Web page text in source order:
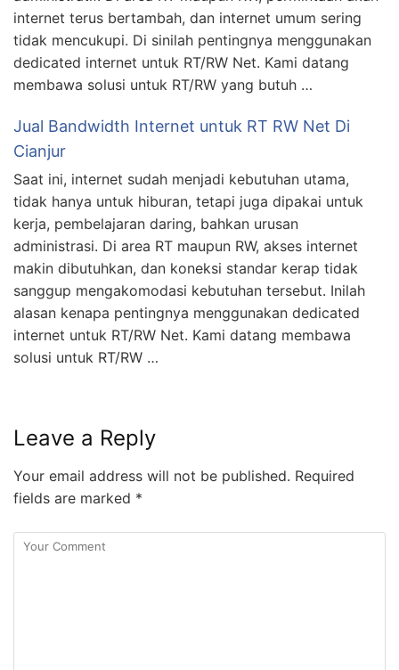
internet terus bertambah, dan internet umum sering
tidak mencukupi. Di sinilah pentingnya menggunakan
dedicated internet untuk RT/RW Net. Kami datang
membawa solusi untuk RT/RW yang butuh …
Jual Bandwidth Internet untuk RT RW Net Di
Cianjur
Saat ini, internet sudah menjadi kebutuhan utama,
tidak hanya untuk hiburan, tetapi juga dipakai untuk
kerja, pembelajaran daring, bahkan urusan
administrasi. Di area RT maupun RW, akses internet
makin dibutuhkan, dan koneksi standar kerap tidak
sanggup mengakomodasi kebutuhan tersebut. Inilah
alasan kenapa pentingnya menggunakan dedicated
internet untuk RT/RW Net. Kami datang membawa
solusi untuk RT/RW …
Leave a Reply
Your email address will not be published. Required
fields are marked *